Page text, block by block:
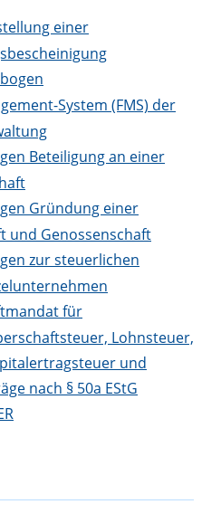
einer
System (FMS) der
Beteiligung an einer
Gründung einer
und Genossenschaft
zur steuerlichen
für
Lohnsteuer,
und
nach § 50a EStG